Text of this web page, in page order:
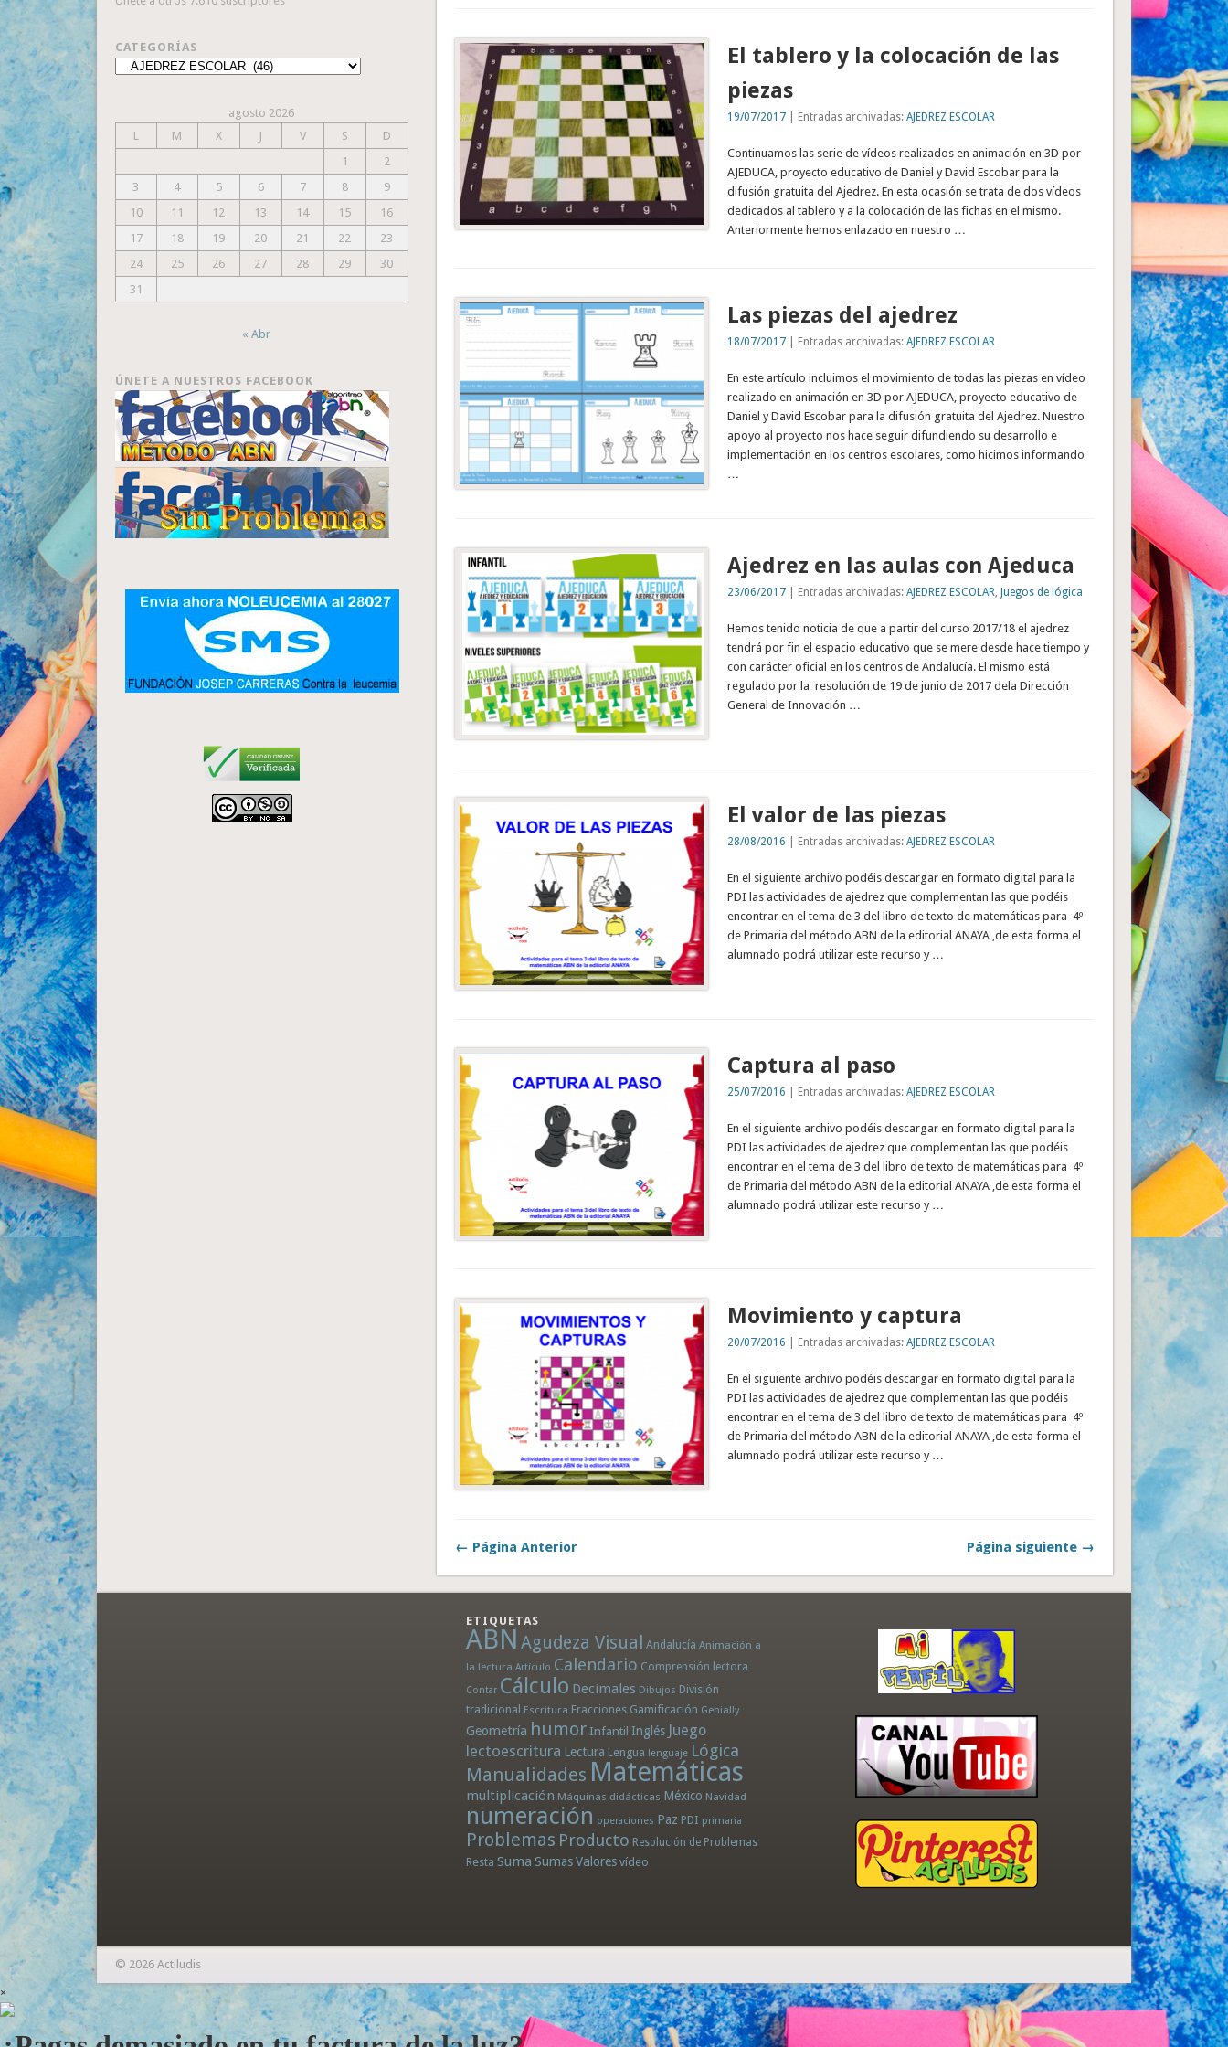
El tablero y la colocación de las
piezas
19/07/2017| Entradas archivadas: AJEDREZ ESCOLAR
Continuamos las serie de vídeos realizados en animación en 3D por
AJEDUCA, proyecto educativo de Daniel y David Escobar para la
difusión gratuita del Ajedrez. En esta ocasión se trata de dos vídeos
dedicados al tablero y a la colocación de las fichas en el mismo.
Anteriormente hemos enlazado en nuestro …
Las piezas del ajedrez
18/07/2017| Entradas archivadas: AJEDREZ ESCOLAR
En este artículo incluimos el movimiento de todas las piezas en vídeo
realizado en animación en 3D por AJEDUCA, proyecto educativo de
Daniel y David Escobar para la difusión gratuita del Ajedrez. Nuestro
apoyo al proyecto nos hace seguir difundiendo su desarrollo e
implementación en los centros escolares, como hicimos informando
…
Ajedrez en las aulas con Ajeduca
23/06/2017| Entradas archivadas: AJEDREZ ESCOLAR Juegos de lógica
Hemos tenido noticia de que a partir del curso 2017/18 el ajedrez
tendrá por fin el espacio educativo que se mere desde hace tiempo y
con carácter oficial en los centros de Andalucía. El mismo está
regulado por la resolución de 19 de junio de 2017 dela Dirección
General de Innovación …
El valor de las piezas
28/08/2016 | Entradas archivadas: AJEDREZ ESCOLAR
En el siguiente archivo podéis descargar en formato digital para la
PDI las actividades de ajedrez que complementan las que podéis
encontrar en el tema de 3 del libro de texto de matemáticas para 4º
de Primaria del método ABN de la editorial ANAYA ,de esta forma el
alumnado podrá utilizar este recurso y …
Captura al paso
25/07/2016 | Entradas archivadas: AJEDREZ ESCOLAR
En el siguiente archivo podéis descargar en formato digital para la
PDI las actividades de ajedrez que complementan las que podéis
encontrar en el tema de 3 del libro de texto de matemáticas para 4º
de Primaria del método ABN de la editorial ANAYA ,de esta forma el
alumnado podrá utilizar este recurso y …
Movimiento y captura
20/07/2016 | Entradas archivadas: AJEDREZ ESCOLAR
En el siguiente archivo podéis descargar en formato digital para la
PDI las actividades de ajedrez que complementan las que podéis
encontrar en el tema de 3 del libro de texto de matemáticas para 4º
de Primaria del método ABN de la editorial ANAYA ,de esta forma el
alumnado podrá utilizar este recurso y …
← Página Anterior Página siguiente →
CATEGORÍAS
Categorías
agosto 2026
L
M X J V S
D
1
2
3
4 5 6 7 8
9
10
11 12 13 14 15
16
17
18 19 20 21 22
23
24
25 26 27 28 29
30
31
« Abr
ÚNETE A NUESTROS FACEBOOK
ETIQUETAS
ABN Agudeza Visual Andalucía Animación a
la lectura Artículo Calendario Comprensión lectora
Contar Cálculo Decimales Dibujos División
tradicional Escritura Fracciones Gamificación Genially
Geometría humor Infantil Inglés Juego
lectoescritura Lectura Lengua lenguaje Lógica
Manualidades Matemáticas
multiplicación Máquinas didácticas México Navidad
numeración operaciones Paz PDI primaria
Problemas Producto Resolución de Problemas
Resta Suma SumasValores vídeo
© 2026 Actiludis
×